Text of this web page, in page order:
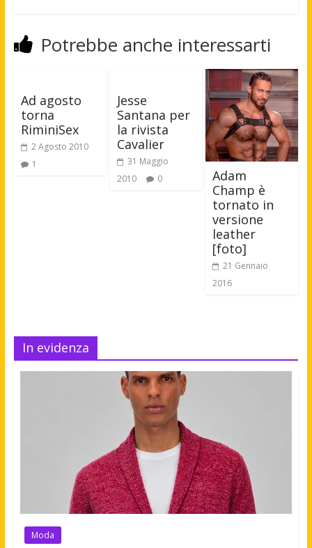
Potrebbe anche interessarti
Ad agosto
torna
RiminiSex
2 Agosto 2010
1
Jesse
Santana per
la rivista
Cavalier
31 Maggio
2010
0
Adam
Champ è
tornato in
versione
leather
[foto]
21 Gennaio
2016
In evidenza
Moda